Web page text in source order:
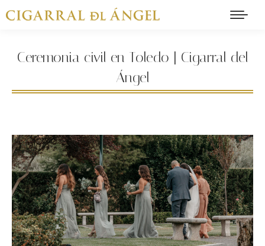
Ceremonia civil en Toledo | Cigarral del
Ángel